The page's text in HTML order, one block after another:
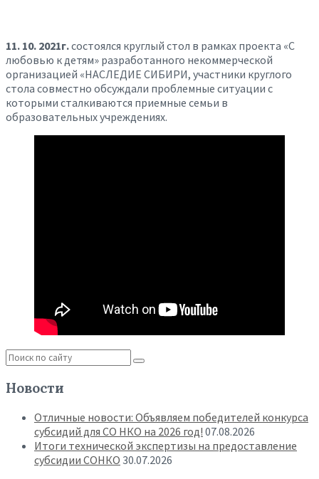
11. 10. 2021г.состоялся круглый стол в рамках проекта «С
любовью к детям» разработанного некоммерческой
организацией «НАСЛЕДИЕ СИБИРИ, участники круглого
стола совместно обсуждали проблемные ситуации с
которыми сталкиваются приемные семьи в
образовательных учреждениях.
Новости
Отличные новости: Объявляем победителей конкурса
субсидий для СО НКО на 2026 год! 07.08.2026
Итоги технической экспертизы на предоставление
субсидии СОНКО 30.07.2026